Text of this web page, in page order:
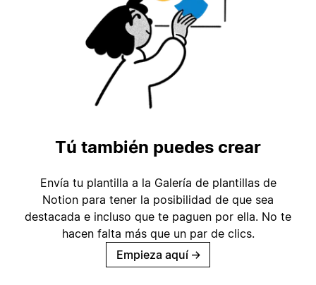
Tú también puedes crear
Envía tu plantilla a la Galería de plantillas de
Notion para tener la posibilidad de que sea
destacada e incluso que te paguen por ella. No te
hacen falta más que un par de clics.
Empieza aquí →